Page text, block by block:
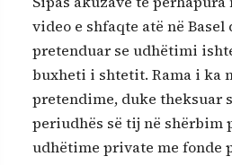
video e shfaqte atë në
pretenduar se udhëtimi
buxheti i shtetit. Rama i ka
pretendime, duke theksuar
periudhës së tij në
udhëtime private me fonde